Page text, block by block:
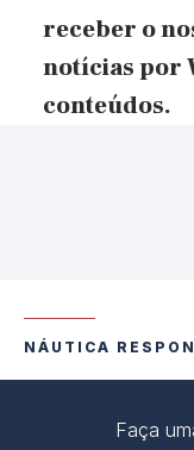
receber o
notícias por
conteúdos.
NÁUTICA
Faça